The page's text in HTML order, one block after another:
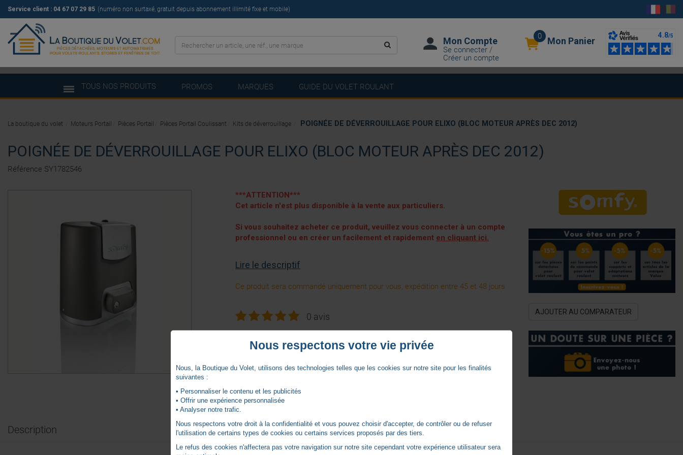
Service client : 04 67 07 29 85 (numéro non surtaxé, gratuit depuis abonnement illimité fixe et mobile)
Mon Compte
Se connecter /
Créer un compte
0 Mon Panier
TOUS NOS PRODUITS PROMOS MARQUES GUIDE DU VOLET ROULANT
POIGNÉE DE DÉVERROUILLAGE POUR ELIXO (BLOC MOTEUR APRÈS DEC 2012)
Référence SY1782546
***ATTENTION***
Cet article n'est plus disponible à la vente aux particuliers.
Si vous souhaitez acheter ce produit, veuillez vous connecter à un compte
professionnel ou en créer un facilement et rapidement en cliquant ici.
Lire le descriptif
Ce produit sera commandé uniquement pour vous, expédition entre 45 et 48 jours
0 avis AJOUTER AU COMPARATEUR
Description
La boutique du volet Moteurs Portail Pièces Portail Pièces Portail Coulissant Kits de déverrouillage POIGNÉE DE DÉVERROUILLAGE POUR ELIXO (BLOC MOTEUR APRÈS DEC 2012)
Nous respectons votre vie privée
Nous, la Boutique du Volet, utilisons des technologies telles que les cookies sur notre site pour les finalités
suivantes :
• Personnaliser le contenu et les publicités
• Offrir une expérience personnalisée
• Analyser notre trafic.
Nous respectons votre droit à la confidentialité et vous pouvez choisir d'accepter, de contrôler ou de refuser
l'utilisation de certains types de cookies ou certains services proposés par des tiers.
Le refus des cookies n'affectera pas votre navigation sur notre site cependant votre expérience utilisateur sera